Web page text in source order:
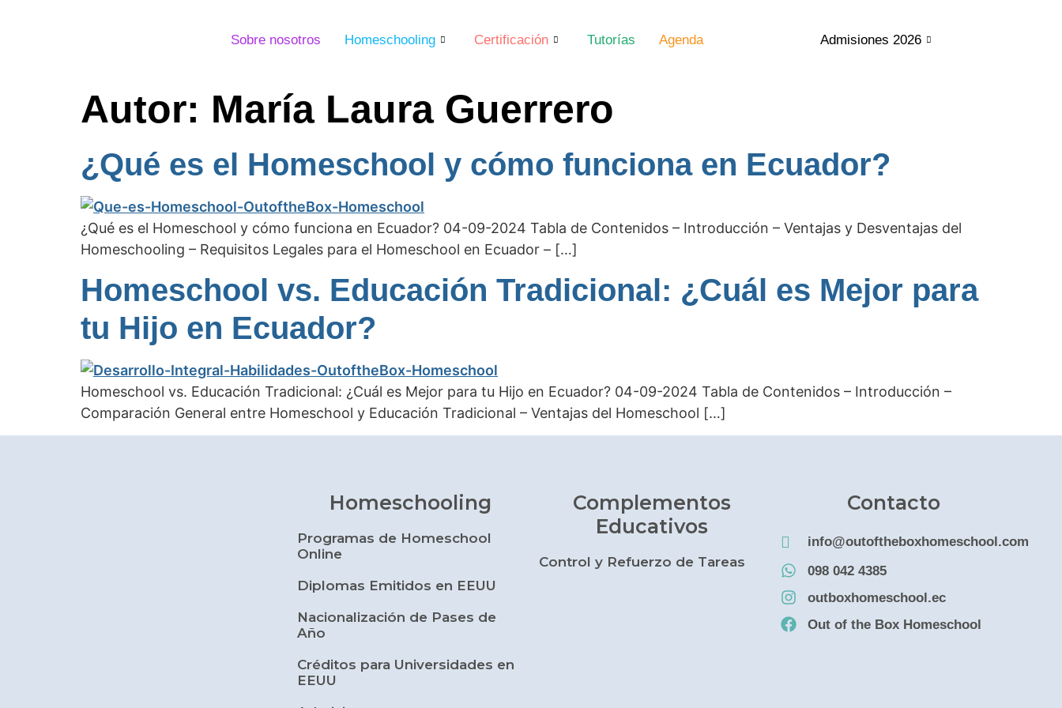
Sobre nosotros Homeschooling Certificación Tutorías Agenda Admisiones 2026
Autor: María Laura Guerrero
¿Qué es el Homeschool y cómo funciona en Ecuador?
¿Qué es el Homeschool y cómo funciona en Ecuador? 04-09-2024 Tabla de Contenidos – Introducción – Ventajas y Desventajas del
Homeschooling – Requisitos Legales para el Homeschool en Ecuador – […]
Homeschool vs. Educación Tradicional: ¿Cuál es Mejor para
tu Hijo en Ecuador?
Homeschool vs. Educación Tradicional: ¿Cuál es Mejor para tu Hijo en Ecuador? 04-09-2024 Tabla de Contenidos – Introducción –
Comparación General entre Homeschool y Educación Tradicional – Ventajas del Homeschool […]
Homeschooling
Programas de Homeschool
Online
Diplomas Emitidos en EEUU
Nacionalización de Pases de
Año
Créditos para Universidades en
EEUU
Complementos
Educativos
Control y Refuerzo de Tareas
Contacto
info@outoftheboxhomeschool.com
098 042 4385
outboxhomeschool.ec
Out of the Box Homeschool